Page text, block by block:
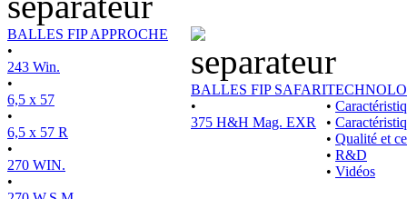
BALLES FIP APPROCHE
•
243 Win.
•
6,5 x 57
•
6,5 x 57 R
•
270 WIN.
•
BALLES FIP SAFARI
•
375 H&H Mag. EXR
•
•
• Qualité et
• R&D
• Vidéos